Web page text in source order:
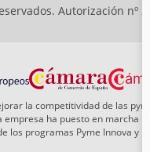
Autorización nº
la competitividad de las
ha puesto en marcha
programas Pyme Innova y